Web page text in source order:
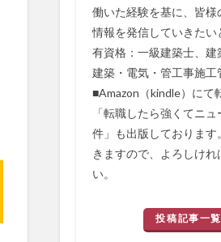
働いた経験を基に、皆様
情報を発信していきたい
有資格：一級建築士、建
建築・電気・管工事施工
■Amazon（kindle）にて
「転職したら強くてニ
件」も出版しております
きますので、よろしけれ
い。
投稿記事一